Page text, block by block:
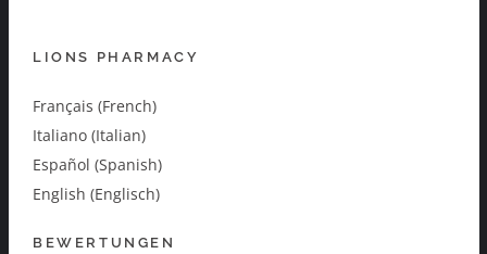
LIONS PHARMACY
Français (French)
Italiano (Italian)
Español (Spanish)
English (Englisch)
BEWERTUNGEN